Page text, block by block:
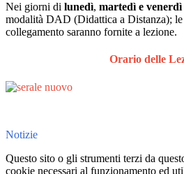
Nei giorni di lunedì, martedì e venerdì
modalità DAD (Didattica a Distanza);
collegamento saranno fornite a lezione.
Orario delle
Notizie
Questo sito o gli strumenti terzi da
cookie necessari al funzionamento ed